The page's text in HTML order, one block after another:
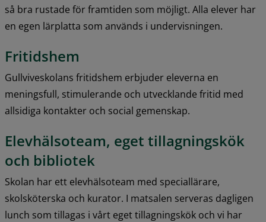
så bra rustade för framtiden som möjligt. Alla elever har
en egen lärplatta som används i undervisningen.
Fritidshem
Gullviveskolans fritidshem erbjuder eleverna en
meningsfull, stimulerande och utvecklande fritid med
allsidiga kontakter och social gemenskap.
Elevhälsoteam, eget tillagningskök
och bibliotek
Skolan har ett elevhälsoteam med speciallärare,
skolsköterska och kurator. I matsalen serveras dagligen
lunch som tillagas i vårt eget tillagningskök och vi har